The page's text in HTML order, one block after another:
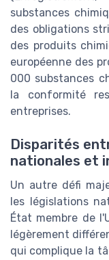
substances
des obligations
des produits
européenne des
000 substances
la conformité
entreprises.
Disparités
nationales et
Un autre défi
les législations
État membre de
légèrement
qui complique la